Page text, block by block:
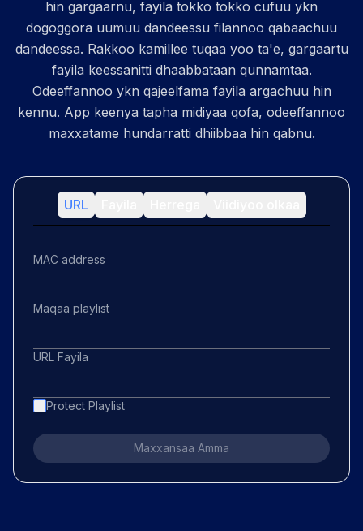
hin gargaarnu, fayila tokko tokko cufuu ykn
dogoggora uumuu dandeessu filannoo qabaachuu
dandeessa. Rakkoo kamillee tuqaa yoo ta'e, gargaartu
fayila keessanitti dhaabbataan qunnamtaa.
Odeeffannoo ykn qajeelfama fayila argachuu hin
kennu. App keenya tapha midiyaa qofa, odeeffannoo
maxxatame hundarratti dhiibbaa hin qabnu.
URL
MAC address
Maqaa playlist
URL Fayila
Protect Playlist
Maxxansaa Amma